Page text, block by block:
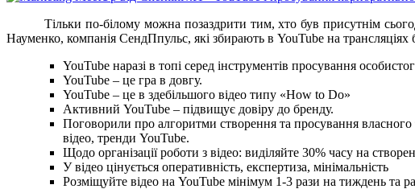
Тільки по-білому можна позаздрити тим, хто був присутнім
Науменко, компанія СендПпульс, які збирають в YouTube на трансляціях
YouTube наразі в топі серед інструментів просування
YouTube – це гра в довгу.
YouTube – це в здебільшого відео типу «How to Do»
Активний YouTube – підвищує довіру до бренду.
Поговорили про алгоритми створення та просування
відео, тренди YouTube.
Щодо організації роботи з відео: виділяйте 30% часу на
У відео цінується оперативність, експертиза, мінімальність
Розміщуйте відео на YouTube мінімум 1-3 рази на тиждень та